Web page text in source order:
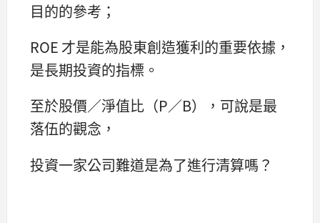
目的的參考；
ROE 才是能為股東創造獲利的重要依據，
是長期投資的指標。
至於股價／淨值比（P／B），可說是最
落伍的觀念，
投資一家公司難道是為了進行清算嗎？